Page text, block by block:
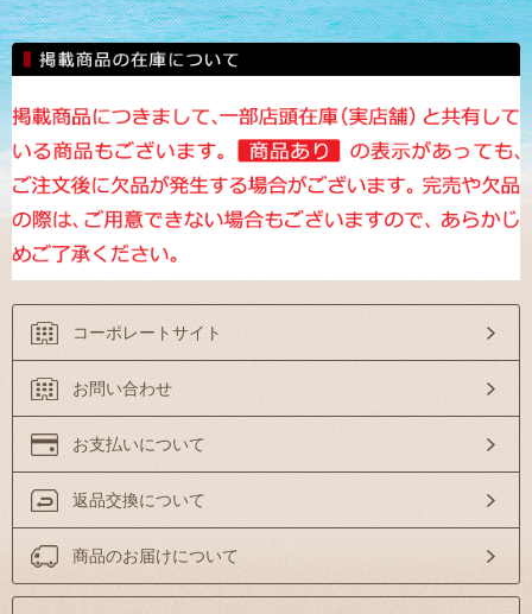
コーポレートサイト
お問い合わせ
お支払いについて
返品交換について
商品のお届けについて